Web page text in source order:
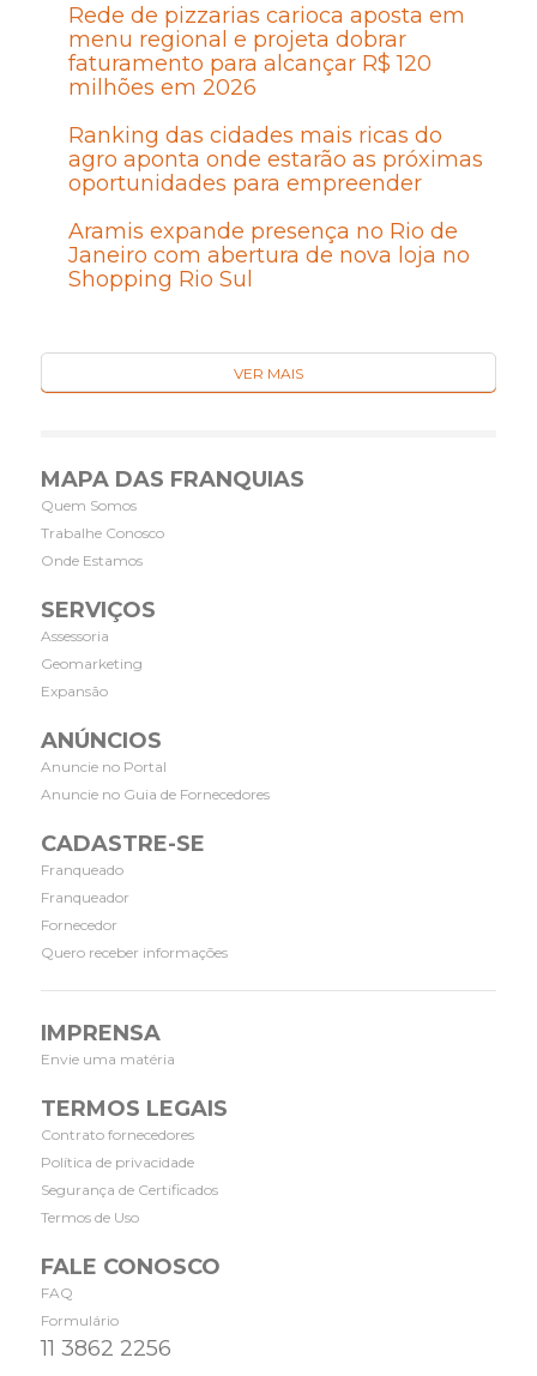
Rede de pizzarias carioca aposta em
menu regional e projeta dobrar
faturamento para alcançar R$ 120
milhões em 2026
Ranking das cidades mais ricas do
agro aponta onde estarão as próximas
oportunidades para empreender
Aramis expande presença no Rio de
Janeiro com abertura de nova loja no
Shopping Rio Sul
VER MAIS
MAPA DAS FRANQUIAS
Quem Somos
Trabalhe Conosco
Onde Estamos
SERVIÇOS
Assessoria
Geomarketing
Expansão
ANÚNCIOS
Anuncie no Portal
Anuncie no Guia de Fornecedores
CADASTRE-SE
Franqueado
Franqueador
Fornecedor
Quero receber informações
IMPRENSA
Envie uma matéria
TERMOS LEGAIS
Contrato fornecedores
Política de privacidade
Segurança de Certificados
Termos de Uso
FALE CONOSCO
FAQ
Formulário
11 3862 2256